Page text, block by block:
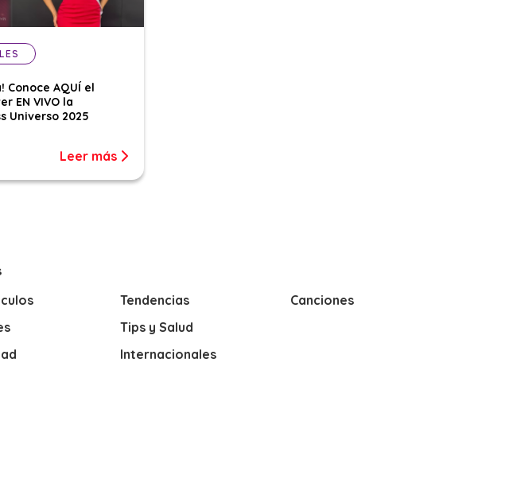
Conoce AQUÍ el
EN VIVO la
Universo 2025
Leer más
Tendencias
Tips y Salud
Internacionales
Canciones